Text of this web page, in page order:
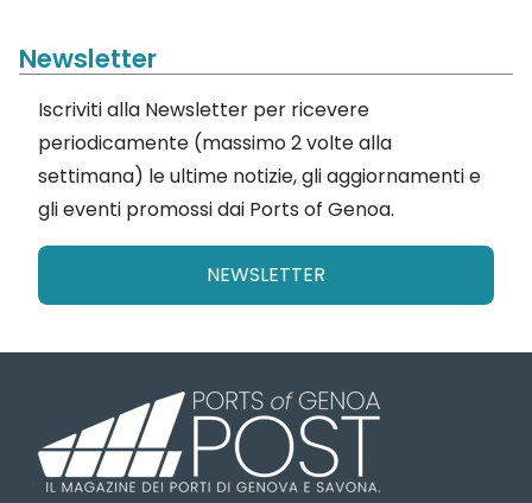
Newsletter
Iscriviti alla Newsletter per ricevere
periodicamente (massimo 2 volte alla
settimana) le ultime notizie, gli aggiornamenti e
gli eventi promossi dai Ports of Genoa.
NEWSLETTER